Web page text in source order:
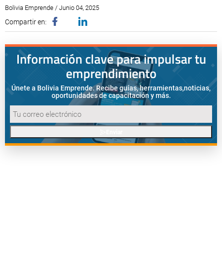
Bolivia Emprende / Junio 04, 2025
Compartir en:
Información clave para impulsar tu
emprendimiento
Únete a Bolivia Emprende. Recibe guías, herramientas,noticias,
oportunidades de capacitación y más.